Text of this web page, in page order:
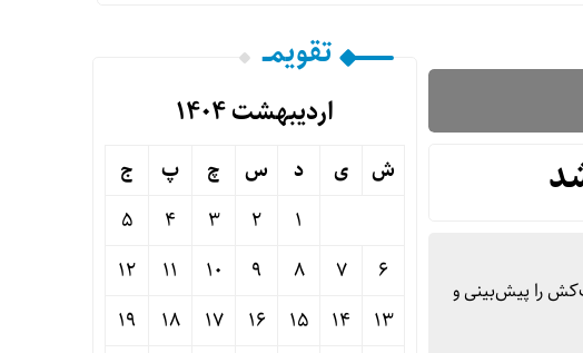
را پیش‌بینی و
تقویمــ
اردیبهشت ۱۴۰۴
ش ی د س چ پ ج
1
2
3
4
5
6
7
8
9
10
11
12
13
14
15
16
17
18
19